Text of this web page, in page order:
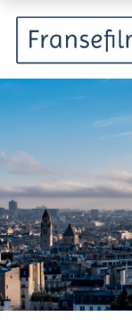
Animatie
Documentaire
Drama
Fantasy
Horror